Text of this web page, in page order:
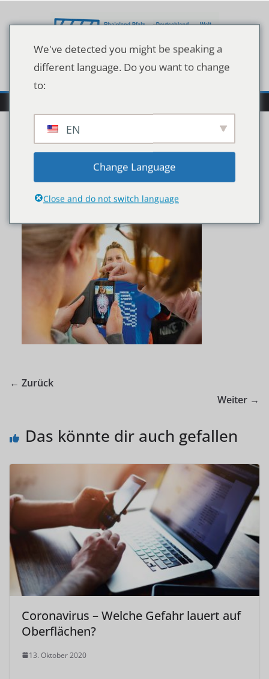
Inhalt
CT_Augmented2520Reali
ty_15x10_RGB
← Zurück
Weiter →
Das könnte dir auch gefallen
Coronavirus – Welche Gefahr lauert auf
Oberflächen?
13. Oktober 2020
We've detected you might be speaking a
different language. Do you want to change
to:
EN
Change Language
Close and do not switch language